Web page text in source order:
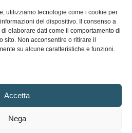
utilizziamo tecnologie come i cookie per
del dispositivo. Il consenso a
elaborare dati come il comportamento di
sito. Non acconsentire o ritirare il
su alcune caratteristiche e funzioni.
Accetta
Nega
- 2024 vietata la riproduzione.